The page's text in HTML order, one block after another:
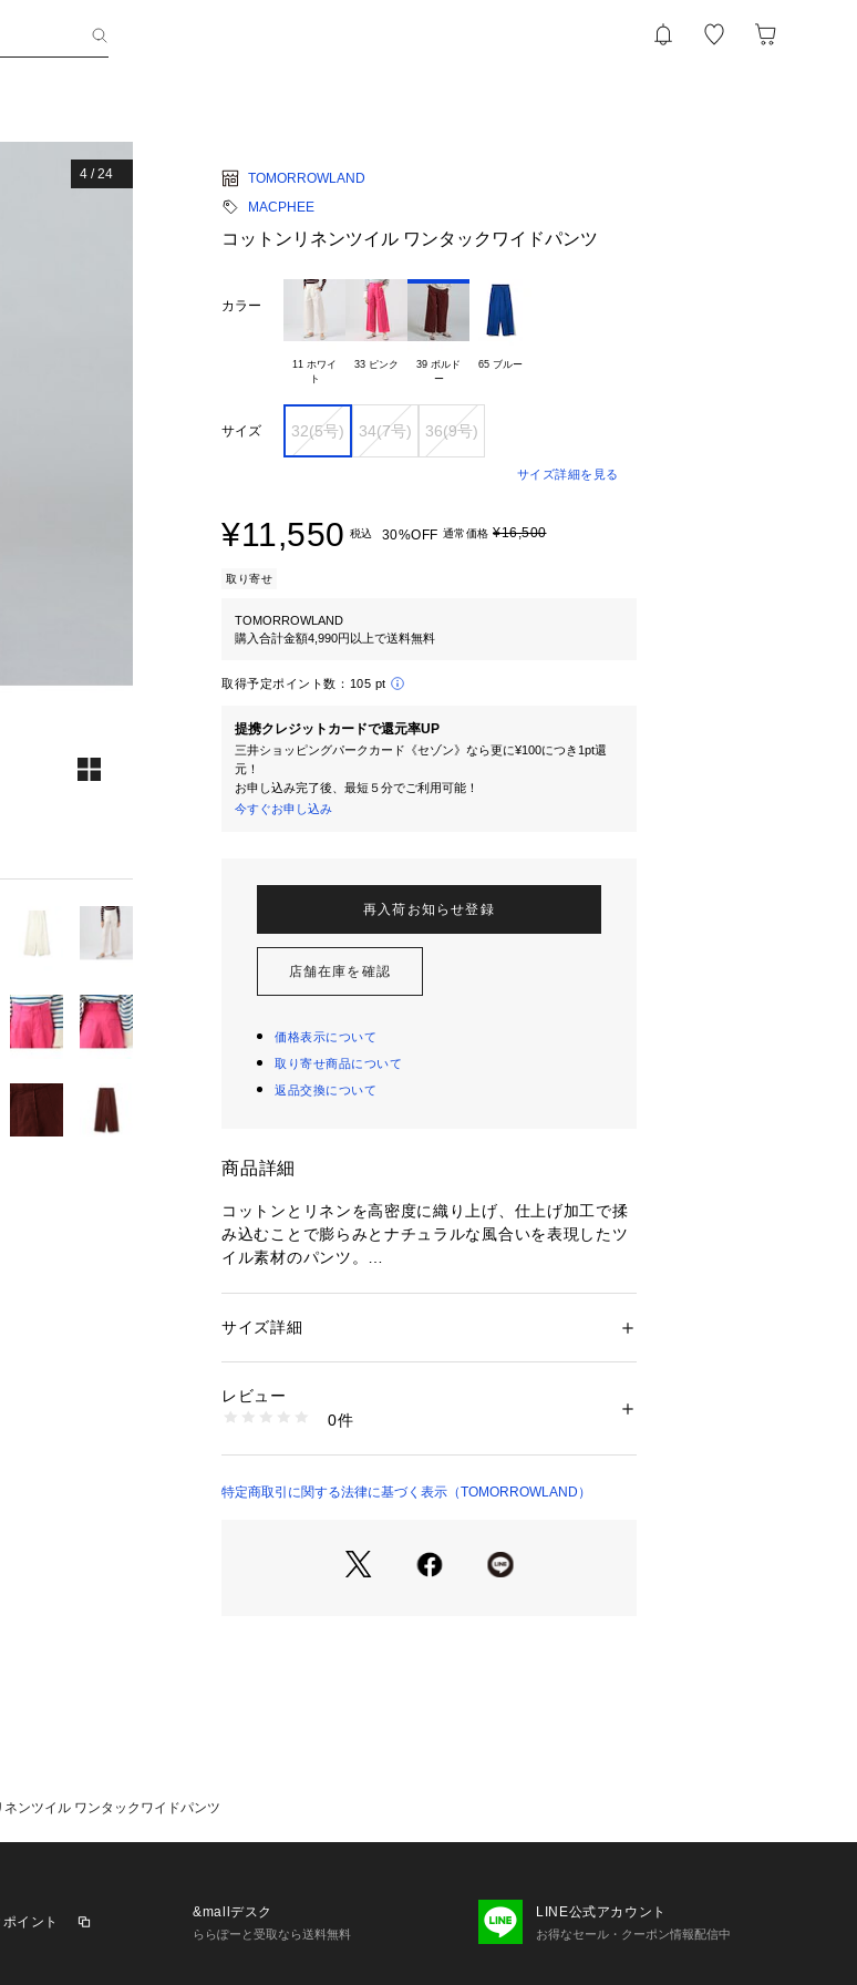
4 /24
TOMORROWLAND
MACPHEE
コットンリネンツイル ワンタックワイドパンツ
カラー
11 ホワイ
33 ピンク
39 ボルド
ー
65 ブルー
サイズ 32(5号) 34(7号) 36(9号)
サイズ詳細を見る
¥11,550 税込 30%OFF 通常価格 ¥16,500
取り寄せ
TOMORROWLAND
購入合計金額4,990円以上で送料無料
取得予定ポイント数： 105 pt
提携クレジットカードで還元率UP
三井ショッピングパークカード《セゾン》なら更に¥100につき1pt還
元！
お申し込み完了後、最短５分でご利用可能！
今すぐお申し込み
再入荷お知らせ登録
店舗在庫を確認
価格表示について
取り寄せ商品について
返品交換について
商品詳細
コットンとリネンを高密度に織り上げ、仕上げ加工で揉
み込むことで膨らみとナチュラルな風合いを表現したツ
イル素材のパンツ。
リラックス感のある絶妙な太さのワイドシルエットをハ
センターに施したコバステッチがシャープなアクセント
をプラスしています。
すめ。
性別：レディース
洗濯：手洗い、漂白不可、タンブル乾燥不可、自然乾燥、アイロ
ン仕上げ可、ドライ可、ウエットクリーニング可
い
12042204433 （ショップ）
サイズ詳細
レビュー
0件
特定商取引に関する法律に基づく表示（TOMORROWLAND）
ネンツイル ワンタックワイドパンツ
イント
&mallデスク
ららぽーと受取なら送料無料
LINE公式アカウント
お得なセール・クーポン情報配信中